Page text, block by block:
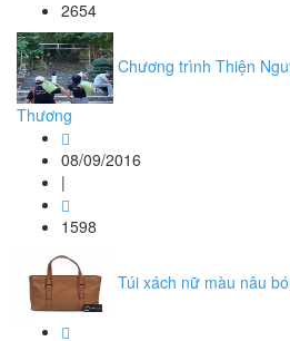
2654
Chương trình Thiện
Thương
08/09/2016
|
1598
Túi xách nữ màu nâu